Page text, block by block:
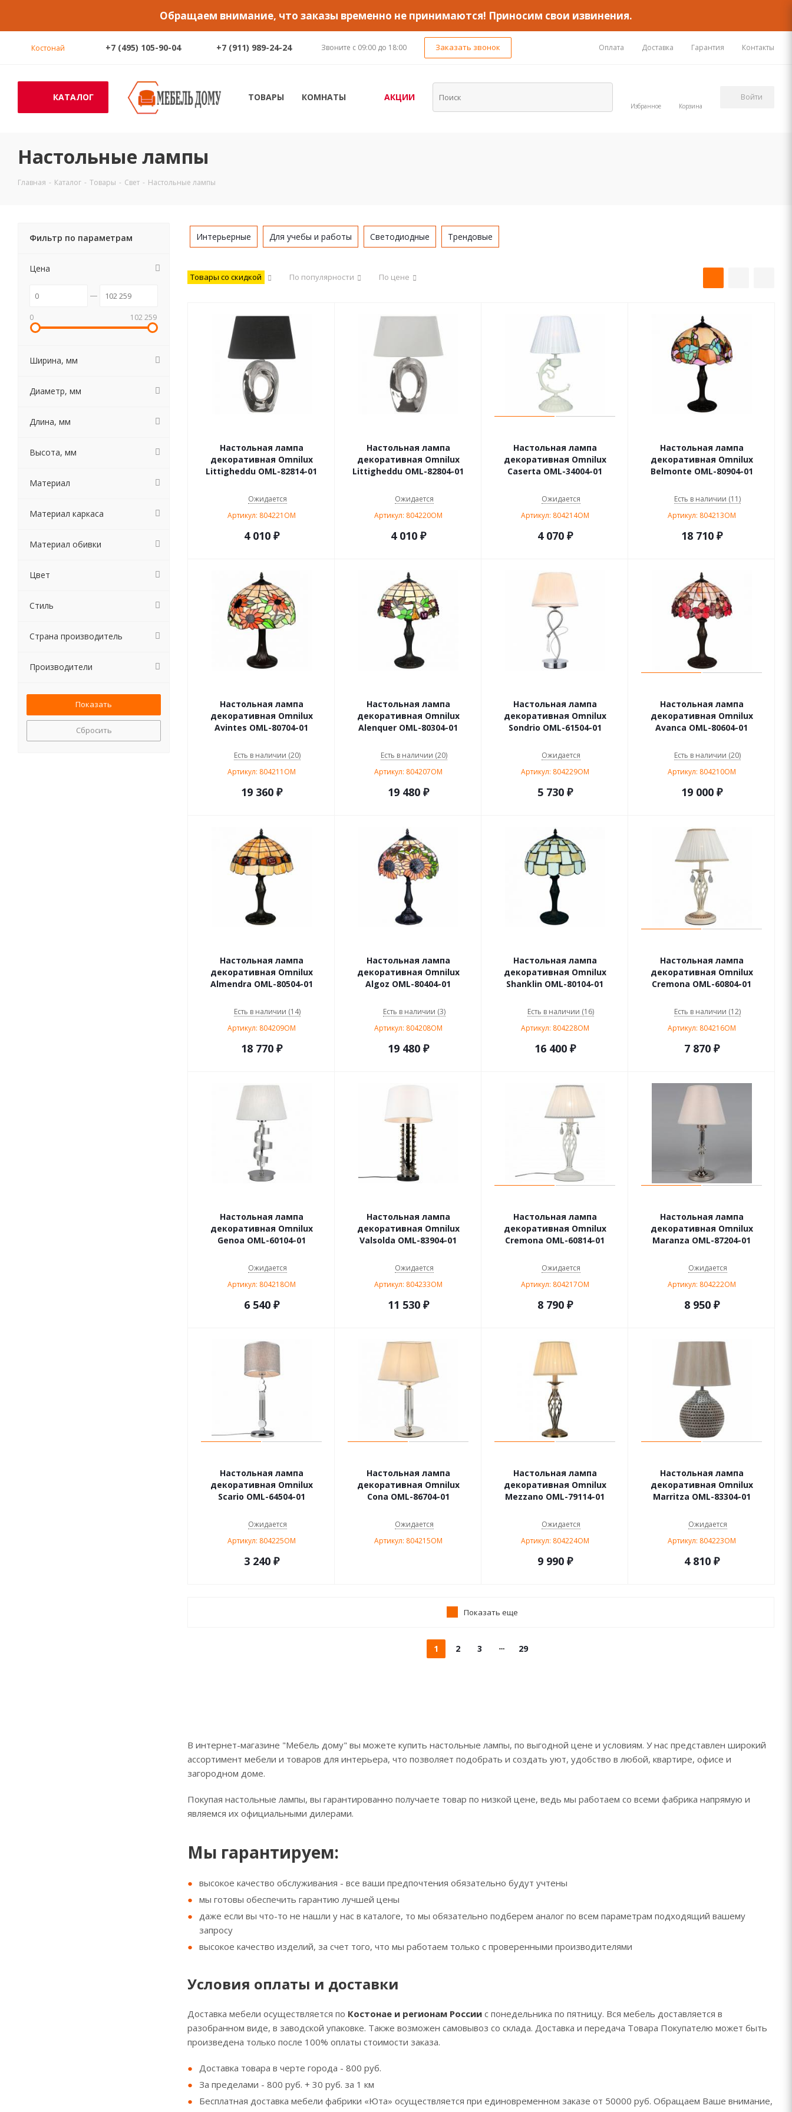
Обращаем внимание, что заказы временно не принимаются! Приносим свои извинения.
Костонай +7 (495) 105-90-04 +7 (911) 989-24-24 Звоните с 09:00 до 18:00 Заказать звонок Оплата Доставка Гарантия Контакты
КАТАЛОГ ТОВАРЫ КОМНАТЫ АКЦИИ
Избранное Корзина
Войти
Настольные лампы
Главная - Каталог - Товары - Свет - Настольные лампы
Интерьерные Для учебы и работы Светодиодные Трендовые
Товары со скидкой По популярности По цене
Настольная лампа
декоративная Omnilux
Littigheddu OML-82814-01
Ожидается
Артикул: 804221OM
4 010₽
Настольная лампа
декоративная Omnilux
Littigheddu OML-82804-01
Ожидается
Артикул: 804220OM
4 010₽
Настольная лампа
декоративная Omnilux
Caserta OML-34004-01
Ожидается
Артикул: 804214OM
4 070₽
Настольная лампа
декоративная Omnilux
Belmonte OML-80904-01
Есть в наличии (11)
Артикул: 804213OM
18 710₽
Настольная лампа
декоративная Omnilux
Avintes OML-80704-01
Есть в наличии (20)
Артикул: 804211OM
19 360₽
Настольная лампа
декоративная Omnilux
Alenquer OML-80304-01
Есть в наличии (20)
Артикул: 804207OM
19 480₽
Настольная лампа
декоративная Omnilux
Sondrio OML-61504-01
Ожидается
Артикул: 804229OM
5 730₽
Настольная лампа
декоративная Omnilux
Avanca OML-80604-01
Есть в наличии (20)
Артикул: 804210OM
19 000₽
Настольная лампа
декоративная Omnilux
Almendra OML-80504-01
Есть в наличии (14)
Артикул: 804209OM
18 770₽
Настольная лампа
декоративная Omnilux
Algoz OML-80404-01
Есть в наличии (3)
Артикул: 804208OM
19 480₽
Настольная лампа
декоративная Omnilux
Shanklin OML-80104-01
Есть в наличии (16)
Артикул: 804228OM
16 400₽
Настольная лампа
декоративная Omnilux
Cremona OML-60804-01
Есть в наличии (12)
Артикул: 804216OM
7 870₽
Настольная лампа
декоративная Omnilux
Genoa OML-60104-01
Ожидается
Артикул: 804218OM
6 540₽
Настольная лампа
декоративная Omnilux
Valsolda OML-83904-01
Ожидается
Артикул: 804233OM
11 530₽
Настольная лампа
декоративная Omnilux
Cremona OML-60814-01
Ожидается
Артикул: 804217OM
8 790₽
Настольная лампа
декоративная Omnilux
Maranza OML-87204-01
Ожидается
Артикул: 804222OM
8 950₽
Настольная лампа
декоративная Omnilux
Scario OML-64504-01
Ожидается
Артикул: 804225OM
3 240₽
Настольная лампа
декоративная Omnilux
Cona OML-86704-01
Ожидается
Артикул: 804215OM
Настольная лампа
декоративная Omnilux
Mezzano OML-79114-01
Ожидается
Артикул: 804224OM
9 990₽
Настольная лампа
декоративная Omnilux
Marritza OML-83304-01
Ожидается
Артикул: 804223OM
4 810₽
Показать еще
1 2 3 29
В интернет-магазине "Мебель дому" вы можете купить настольные лампы, по выгодной цене и условиям. У нас представлен широкий
ассортимент мебели и товаров для интерьера, что позволяет подобрать и создать уют, удобство в любой, квартире, офисе и
загородном доме.
Покупая настольные лампы, вы гарантированно получаете товар по низкой цене, ведь мы работаем со всеми фабрика напрямую и
являемся их официальными дилерами.
Мы гарантируем:
высокое качество обслуживания - все ваши предпочтения обязательно будут учтены
мы готовы обеспечить гарантию лучшей цены
даже если вы что-то не нашли у нас в каталоге, то мы обязательно подберем аналог по всем параметрам подходящий вашему
запросу
высокое качество изделий, за счет того, что мы работаем только с проверенными производителями
Условия оплаты и доставки
Доставка мебели осуществляется по Костонае и регионам России с понедельника по пятницу. Вся мебель доставляется в
разобранном виде, в заводской упаковке. Также возможен самовывоз со склада. Доставка и передача Товара Покупателю может быть
произведена только после 100% оплаты стоимости заказа.
Доставка товара в черте города - 800 руб.
За пределами - 800 руб. + 30 руб. за 1 км
Бесплатная доставка мебели фабрики «Юта» осуществляется при единовременном заказе от 50000 руб. Обращаем Ваше внимание,
Фильтр по параметрам
Цена
0 102 259
Ширина, мм
Диаметр, мм
Длина, мм
Высота, мм
Материал
Материал каркаса
Материал обивки
Цвет
Стиль
Страна производитель
Производители
Сбросить